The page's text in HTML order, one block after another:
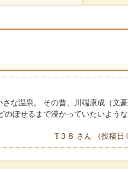
な温泉。 その昔、川端康成（文
のぼせるまで浸かっていたいよう
T３８ さん （投稿日